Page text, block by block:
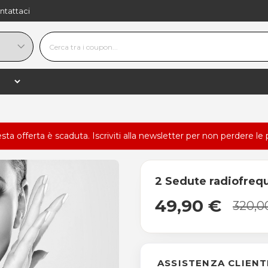
offerta è scaduta. Iscriviti alla newsletter per non perdere le
2 Sedute
49,90 €
ASSISTENZA